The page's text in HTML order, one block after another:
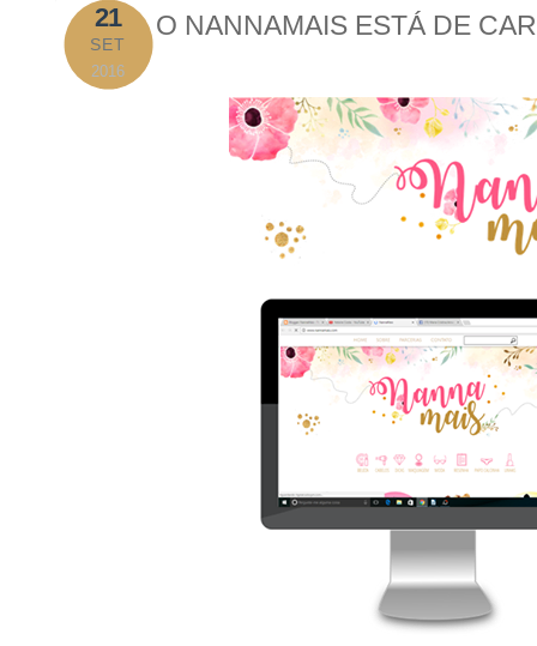
21
SET
2016
O NANNAMAIS ESTÁ DE